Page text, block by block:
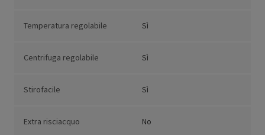
Temperatura regolabile Sì
Centrifuga regolabile Sì
Stirofacile Sì
Extra risciacquo No